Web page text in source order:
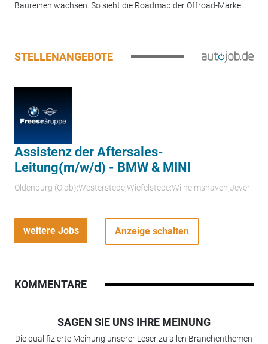
Baureihen wachsen. So sieht die Roadmap der Offroad-Marke...
STELLENANGEBOTE
Assistenz der Aftersales-
Leitung(m/w/d) - BMW & MINI
Oldenburg (Oldb);Westerstede;Wiefelstede;Wilhelmshaven;Jever
weitere Jobs Anzeige schalten
KOMMENTARE
SAGEN SIE UNS IHRE MEINUNG
Die qualifizierte Meinung unserer Leser zu allen Branchenthemen